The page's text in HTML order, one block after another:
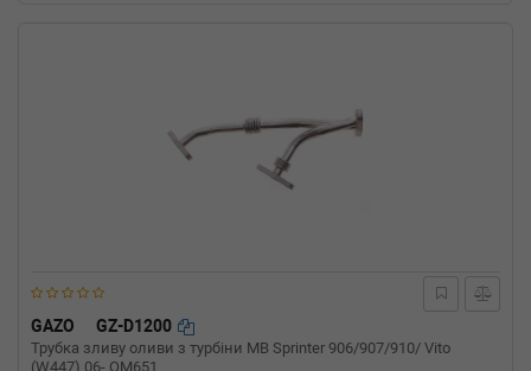
GAZO GZ-D1200
Трубка зливу оливи з турбіни MB Sprinter 906/907/910/ Vito
(W447) 06- OM651